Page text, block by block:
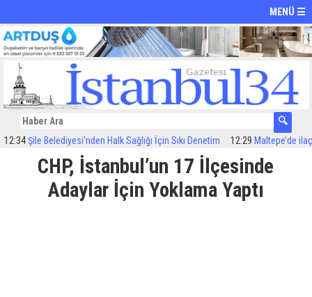
MENÜ ☰
Şile Belediyesi’nden Halk Sağlığı İçin Sıkı Denetim 12:29 Maltepe’de
CHP, İstanbul’un 17 İlçesinde
Adaylar İçin Yoklama Yaptı